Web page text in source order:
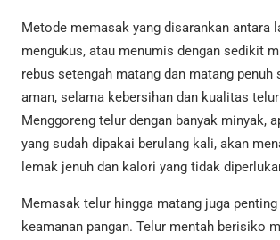
Metode memasak yang disarankan antara
mengukus, atau menumis dengan sedikit
rebus setengah matang dan matang penuh
aman, selama kebersihan dan kualitas
Menggoreng telur dengan banyak minyak,
yang sudah dipakai berulang kali, akan
lemak jenuh dan kalori yang tidak
Memasak telur hingga matang juga
keamanan pangan. Telur mentah berisiko